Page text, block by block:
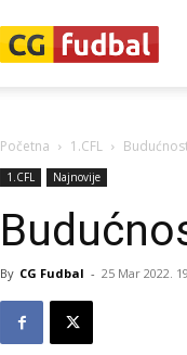
Početna 1.CFL
1.CFL Najnovije
By CG Fudbal - 25 Mar 2022.